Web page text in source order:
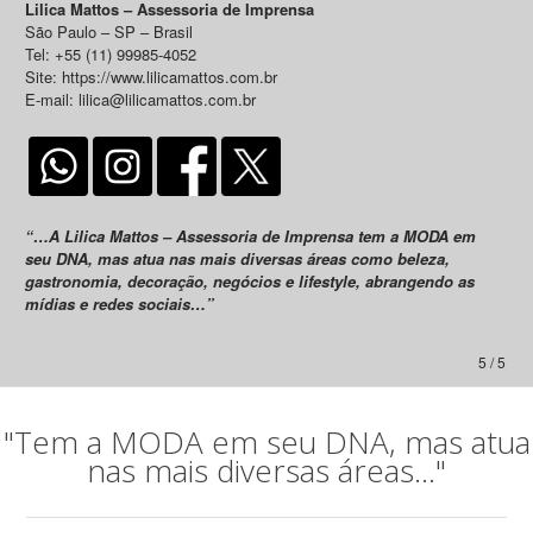
Lilica Mattos – Assessoria de Imprensa
São Paulo – SP – Brasil
Tel: +55 (11) 99985-4052
Site: https://www.lilicamattos.com.br
E-mail: lilica@lilicamattos.com.br
“…A Lilica Mattos – Assessoria de Imprensa tem a MODA em
seu DNA, mas atua nas mais diversas áreas como beleza,
gastronomia, decoração, negócios e lifestyle, abrangendo as
mídias e redes sociais…”
5 / 5
"Tem a MODA em seu DNA, mas atua
nas mais diversas áreas..."